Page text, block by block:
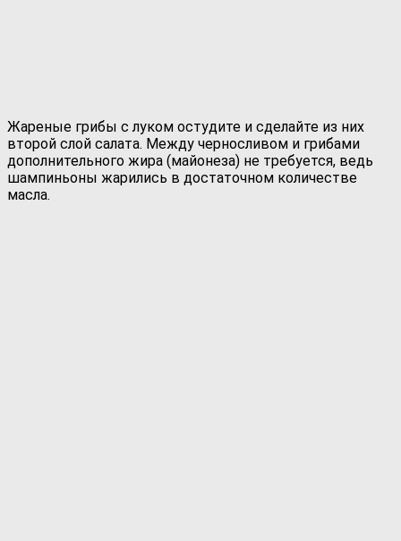
Жареные грибы с луком остудите и сделайте из них
второй слой салата. Между черносливом и грибами
дополнительного жира (майонеза) не требуется, ведь
шампиньоны жарились в достаточном количестве
масла.